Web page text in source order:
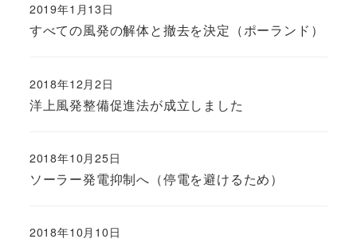
すべての風発の解体と撤去を決定（ポーランド）
2019年1月13日
洋上風発整備促進法が成立しました
2018年12月2日
ソーラー発電抑制へ（停電を避けるため）
2018年10月25日
2018年10月10日